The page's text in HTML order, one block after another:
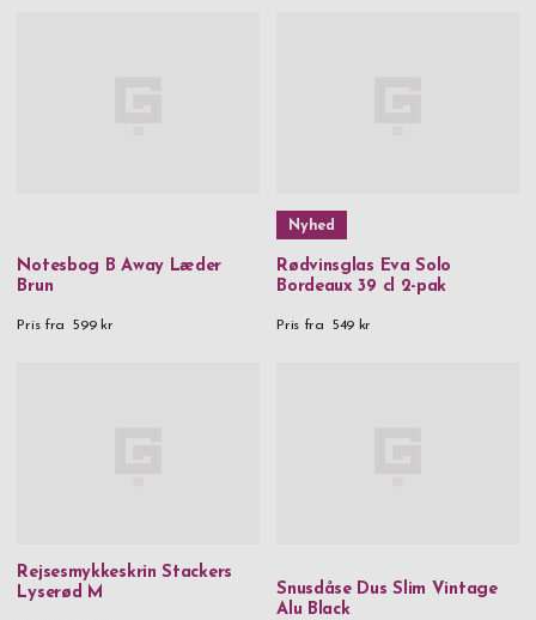
Notesbog B Away Læder
Brun
Pris fra 599 kr
Nyhed
Rødvinsglas Eva Solo
Bordeaux 39 cl 2-pak
Pris fra 549 kr
Rejsesmykkeskrin Stackers
Lyserød M
Snusdåse Dus Slim Vintage
Alu Black